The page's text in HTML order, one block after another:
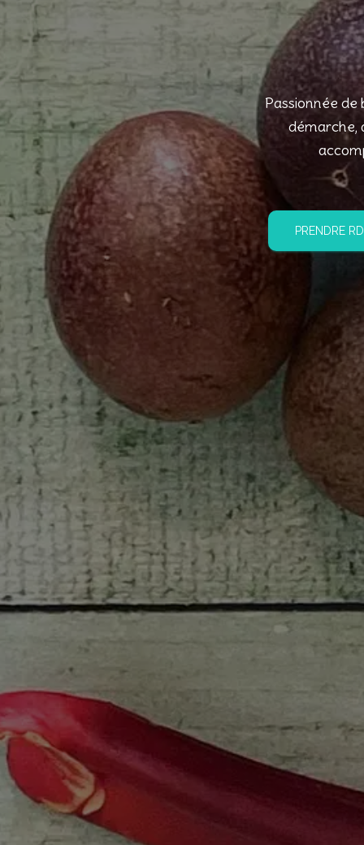
Passionnée
démarche,
PRENDRE